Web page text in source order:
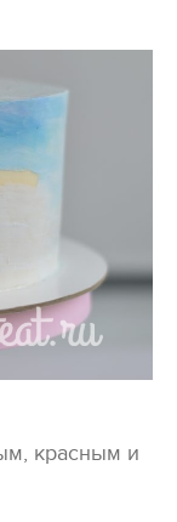
красным и